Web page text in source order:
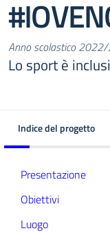
Anno scolastico
Lo sport è
Indice del progetto
Presentazione
Obiettivi
Luogo